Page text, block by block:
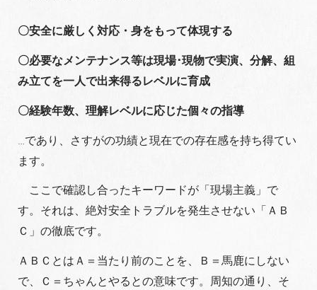
〇安全に厳しく対応・身をもって体現する
〇必要なメンテナンス等は現場･現物で実演、分解、組
み立てを一人で出来得るレベルに育成
〇経験年数、理解レベルに応じた個々の指導
…であり、さすがの功績と現在での存在感を持ち得てい
ます。
ここで確認し合ったキーワードが「現場主義」で
す。それは、絶対安全トラブルを発生させない「ＡＢ
Ｃ」の徹底です。
ＡＢＣとはＡ＝当たり前のことを、Ｂ＝馬鹿にしない
で、Ｃ＝ちゃんとやるとの意味です。周知の通り、そ